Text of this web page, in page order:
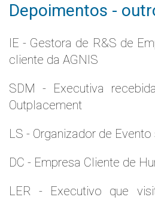
Depoimentos -
IE - Gestora de R&S de
cliente da AGNIS
SDM - Executiva
Outplacement
LS - Organizador de
DC - Empresa Cliente de
LER - Executivo que